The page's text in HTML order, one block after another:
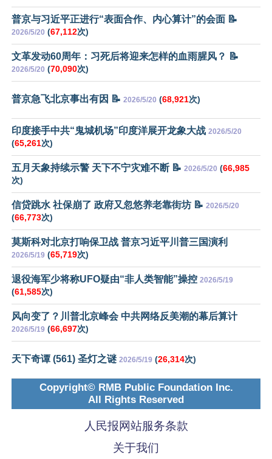
普京与习近平正进行“表面合作、内心算计”的会面 📝
2026/5/20 (67,112次)
文革发动60周年：习死后将迎来怎样的血雨腥风？ 📝
2026/5/20 (70,090次)
普京急飞北京事出有因 📝 2026/5/20 (68,921次)
印度接手中共“鬼城机场”印度洋展开龙象大战 2026/5/20
(65,261次)
五月天象持续示警 天下不宁灾难不断 📝 2026/5/20 (66,985
次)
信贷跳水 社保崩了 政府又忽悠养老靠街坊 📝 2026/5/20
(66,773次)
莫斯科对北京打响保卫战 普京习近平川普三国演利
2026/5/19 (65,719次)
退役海军少将称UFO疑由“非人类智能”操控 2026/5/19
(61,585次)
风向变了？川普北京峰会 中共网络反美潮的幕后算计
2026/5/19 (66,697次)
天下奇谭 (561) 圣灯之谜 2026/5/19 (26,314次)
Copyright© RMB Public Foundation Inc.
All Rights Reserved
人民报网站服务条款
关于我们